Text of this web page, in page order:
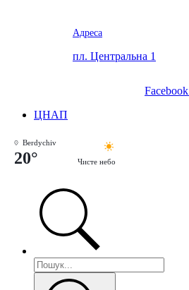
Адреса
пл. Центральна 1
Facebook
ЦНАП
Berdychiv
20° Чисте небо